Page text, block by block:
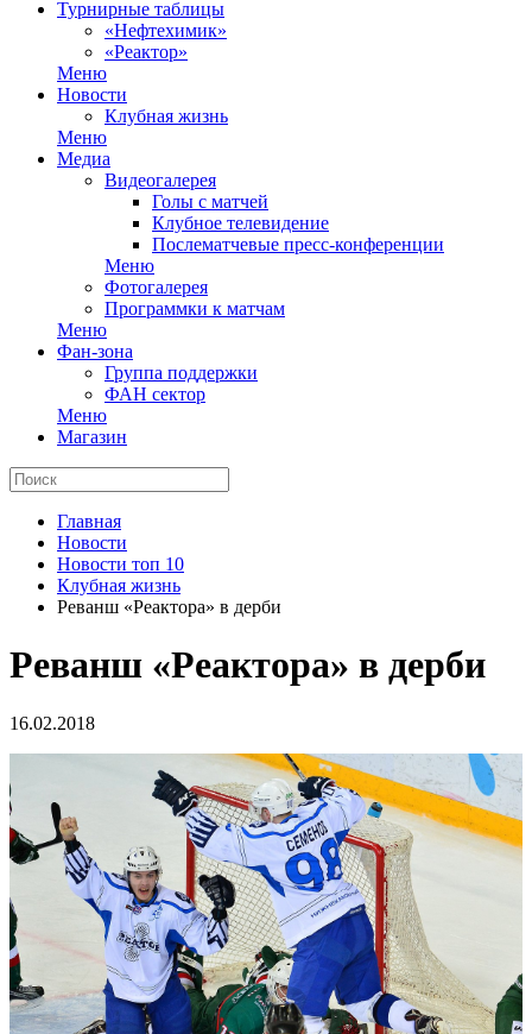
Турнирные таблицы
«Нефтехимик»
«Реактор»
Меню
Новости
Клубная жизнь
Меню
Медиа
Видеогалерея
Голы с матчей
Клубное телевидение
Послематчевые пресс-конференции
Меню
Фотогалерея
Программки к матчам
Меню
Фан-зона
Группа поддержки
ФАН сектор
Меню
Магазин
Главная
Новости
Новости топ 10
Клубная жизнь
Реванш «Реактора» в дерби
Реванш «Реактора» в дерби
16.02.2018